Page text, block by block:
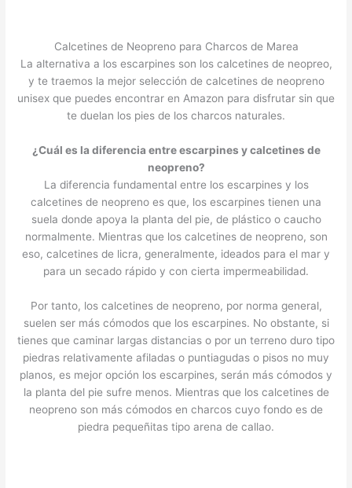
Calcetines de Neopreno para Charcos de Marea
La alternativa a los escarpines son los calcetines de neopreo,
y te traemos la mejor selección de calcetines de neopreno
unisex que puedes encontrar en Amazon para disfrutar sin que
te duelan los pies de los charcos naturales.
¿Cuál es la diferencia entre escarpines y calcetines de
neopreno?
La diferencia fundamental entre los escarpines y los
calcetines de neopreno es que, los escarpines tienen una
suela donde apoya la planta del pie, de plástico o caucho
normalmente. Mientras que los calcetines de neopreno, son
eso, calcetines de licra, generalmente, ideados para el mar y
para un secado rápido y con cierta impermeabilidad.
Por tanto, los calcetines de neopreno, por norma general,
suelen ser más cómodos que los escarpines. No obstante, si
tienes que caminar largas distancias o por un terreno duro tipo
piedras relativamente afiladas o puntiagudas o pisos no muy
planos, es mejor opción los escarpines, serán más cómodos y
la planta del pie sufre menos. Mientras que los calcetines de
neopreno son más cómodos en charcos cuyo fondo es de
piedra pequeñitas tipo arena de callao.